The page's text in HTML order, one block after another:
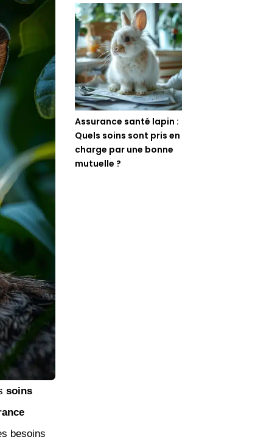
soins
besoins
Assurance santé lapin :
Quels soins sont pris en
charge par une bonne
mutuelle ?